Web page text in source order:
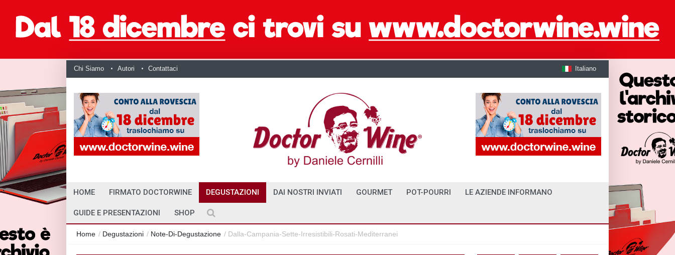
Chi Siamo Autori Contattaci Italiano
HOME FIRMATO DOCTORWINE DEGUSTAZIONI DAI NOSTRI INVIATI GOURMET POT-POURRI LE AZIENDE INFORMANO
GUIDE E PRESENTAZIONI SHOP
Home / Degustazioni / Note-Di-Degustazione / Dalla-Campania-Sette-Irresistibili-Rosati-Mediterranei